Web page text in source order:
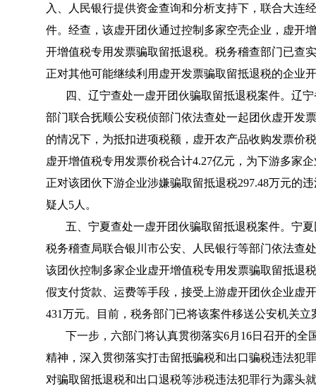
入、人民银行提供资金查询和分析支持下，联合大连
件。经查，该虚开团伙通过控制多家空壳企业，虚开
开增值税专用发票骗取留抵退税。税务稽查部门已查
正对其他可能继续利用虚开发票骗取留抵退税的企业
四、辽宁查处一虚开团伙骗取留抵退税案件。辽
部门联合抚顺公安税侦部门依法查处一起团伙虚开发
的情况下，为抵扣进项税额，虚开农产品收购发票价
虚开增值税专用发票价税合计4.27亿元，为下游多家
正对该团伙下游企业涉嫌骗取留抵退税297.48万元的
疑人5人。
五、宁夏查处一虚开团伙骗取留抵退税案件。宁
税务稽查局联合银川市公安、人民银行等部门依法查
该团伙控制多家企业虚开增值税专用发票骗取留抵退
假支付货款、运费等手段，接受上游虚开团伙企业虚
431万元。目前，税务部门已将该案件移送公安机关
下一步，六部门将认真贯彻落实6月16日召开的
精神，深入贯彻落实打击留抵骗税和出口骗税违法犯
对骗取留抵退税和出口退税等涉税违法犯罪行为露头